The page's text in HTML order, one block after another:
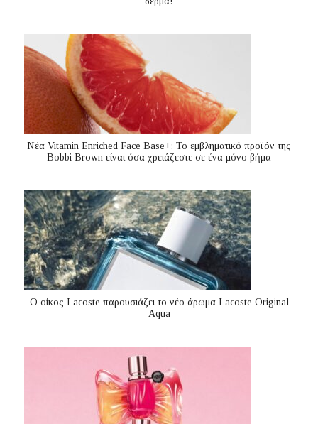
Nέα Vitamin Enriched Face Base+: Το εμβληματικό προϊόν της
Bobbi Brown είναι όσα χρειάζεστε σε ένα μόνο βήμα
Ο οίκος Lacoste παρουσιάζει το νέο άρωμα Lacoste Original
Aqua